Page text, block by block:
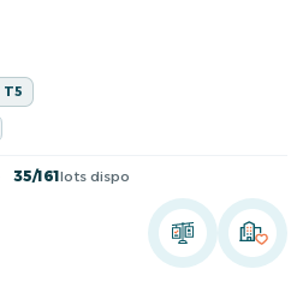
T5
35/161lots dispo